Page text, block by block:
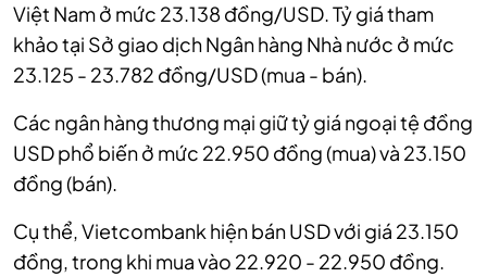
Việt Nam ở mức 23.138 đồng/USD. Tỷ giá tham
khảo tại Sở giao dịch Ngân hàng Nhà nước ở mức
23.125 - 23.782 đồng/USD (mua - bán).
Các ngân hàng thương mại giữ tỷ giá ngoại tệ đồng
USD phổ biến ở mức 22.950 đồng (mua) và 23.150
đồng (bán).
Cụ thể, Vietcombank hiện bán USD với giá 23.150
đồng, trong khi mua vào 22.920 - 22.950 đồng.